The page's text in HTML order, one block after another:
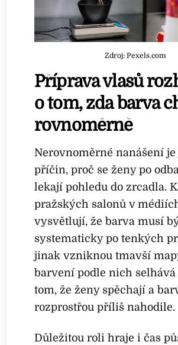
Zdroj: Pexels.com
Příprava vlasů
o tom, zda barva
rovnoměrně
Nerovnoměrné nanášení je
příčin, proč se ženy po
lekají pohledu do zrcadla.
pražských salonů v
vysvětlují, že barva musí
systematicky po tenkých
jinak vzniknou tmavší
barvení podle nich
tom, že ženy spěchají a
rozprostřou příliš nahodile.
Důležitou roli hraje i čas